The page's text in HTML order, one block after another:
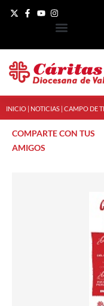
INICIO NOTICIAS CAMPO DE
COMPARTE CON TUS
AMIGOS